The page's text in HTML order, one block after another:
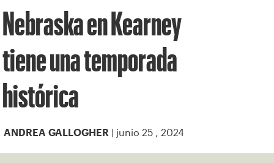
Nebraska en Kearney
tiene una temporada
histórica
ANDREA GALLOGHER | junio 25 , 2024